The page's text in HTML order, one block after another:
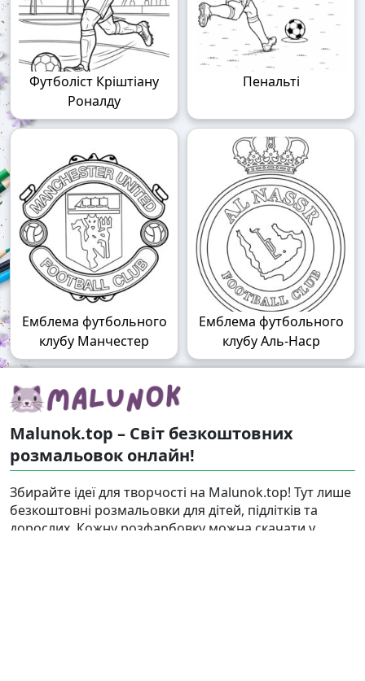
Футболіст Кріштіану
Роналду
Пенальті
Емблема футбольного
клубу Манчестер
Емблема футбольного
клубу Аль-Наср
Malunok.top – Світ безкоштовних
розмальовок онлайн!
Збирайте ідеї для творчості на Malunok.top! Тут лише
безкоштовні розмальовки для дітей, підлітків та
дорослих. Кожну розфарбовку можна скачати у